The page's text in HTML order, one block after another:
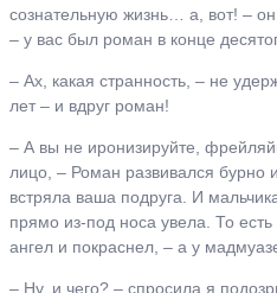
сознательную жизнь… а, вот! –
– у вас был роман в конце
– Ах, какая странность, – не
лет – и вдруг роман!
– А вы не иронизируйте,
лицо, – Роман развивался бурно
встряла ваша подруга. И
прямо из-под носа увела. То есть
ангел и покраснел, – а у
– Ну, и чего? – спросила я